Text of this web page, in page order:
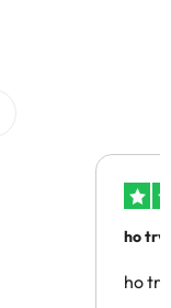
ho
ho